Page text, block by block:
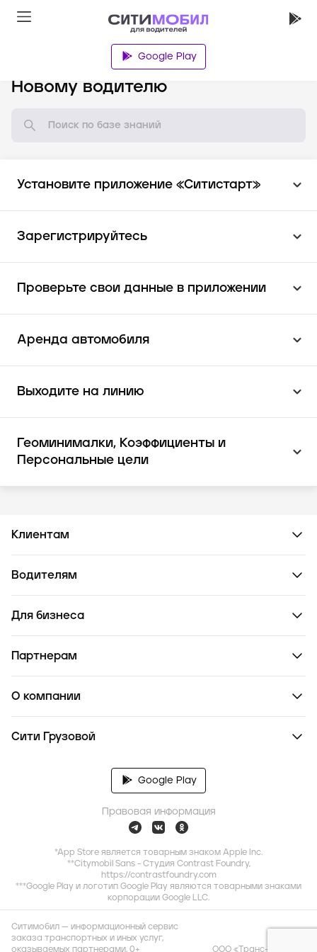
Google Play
Новому водителю
Установите приложение «Ситистарт»
Зарегистрируйтесь
Проверьте свои данные в приложении
Аренда автомобиля
Выходите на линию
Геоминималки, Коэффициенты и
Персональные цели
Клиентам
Водителям
Для бизнеса
Партнерам
О компании
Сити Грузовой
Google Play
Правовая информация
*App Store является товарным знаком Apple Inc.
**Citymobil Sans - Студия Contrast Foundry,
https://contrastfoundry.com
***Google Play и логотип Google Play являются товарными знаками
корпорации Google LLC.
Ситимобил — информационный сервис
заказа транспортных и иных услуг,
оказываемых партнерами. 0+
ООО «Транс-Миссия»